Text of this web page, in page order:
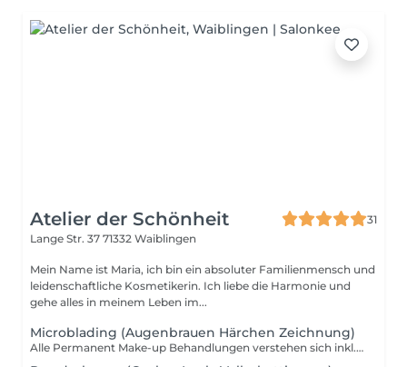
Atelier der Schönheit
31
Lange Str. 37 71332 Waiblingen
Mein Name ist Maria, ich bin ein absoluter Familienmensch und
leidenschaftliche Kosmetikerin. Ich liebe die Harmonie und
gehe alles in meinem Leben im...
Microblading (Augenbrauen Härchen Zeichnung)
Alle Permanent Make-up Behandlungen verstehen sich inkl. einer im Preis mit inbegriffenen Microblading Nachbehandlung.